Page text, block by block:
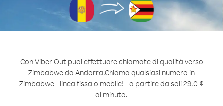
Con Viber Out puoi effettuare chiamate di qualità verso
Zimbabwe da Andorra.Chiama qualsiasi numero in
Zimbabwe - linea fissa o mobile! - a partire da soli 29.0 ¢
al minuto.